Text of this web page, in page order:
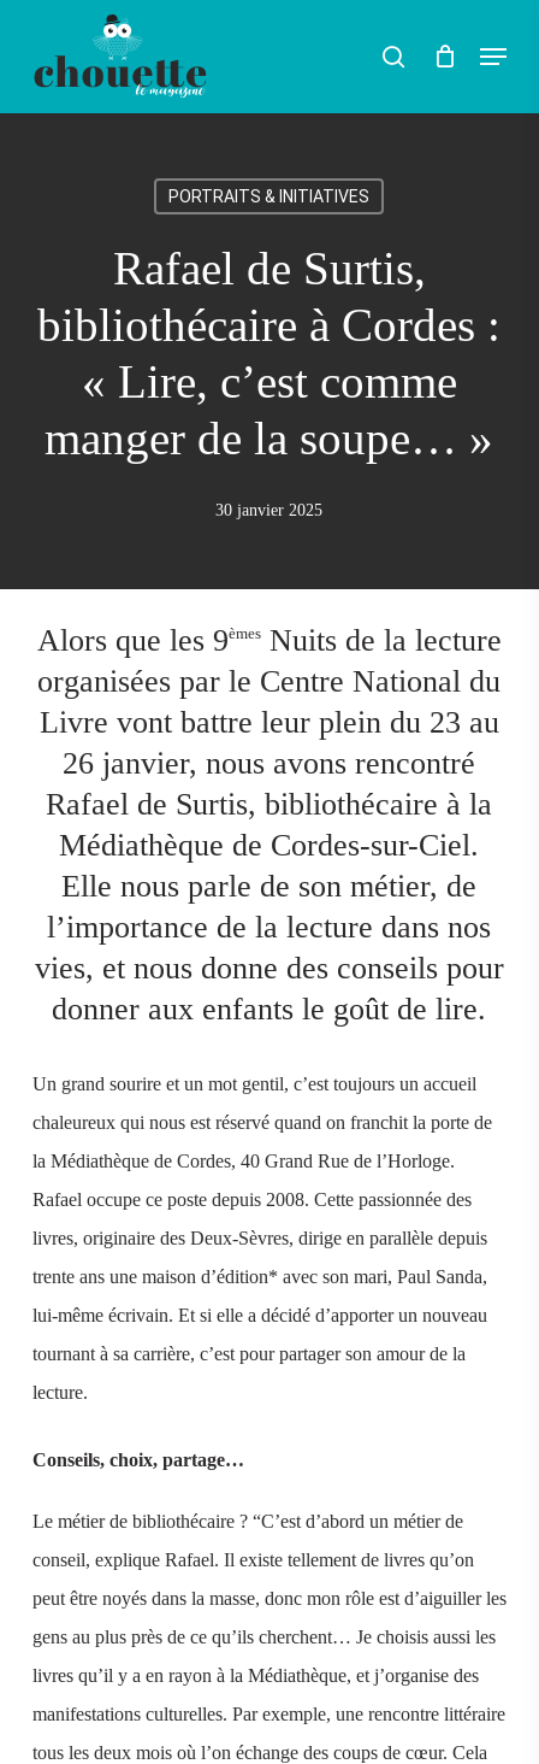
Rechercher
search Menu
PORTRAITS & INITIATIVES
Rafael de Surtis,
bibliothécaire à Cordes :
« Lire, c’est comme
manger de la soupe… »
30 janvier 2025
Alors que les 9èmesNuits de la lecture
organisées par le Centre National du
Livre vont battre leur plein du 23 au
26 janvier, nous avons rencontré
Rafael de Surtis, bibliothécaire à la
Médiathèque de Cordes-sur-Ciel.
Elle nous parle de son métier, de
l’importance de la lecture dans nos
vies, et nous donne des conseils pour
donner aux enfants le goût de lire.
Un grand sourire et un mot gentil, c’est toujours un accueil
chaleureux qui nous est réservé quand on franchit la porte de
la Médiathèque de Cordes, 40 Grand Rue de l’Horloge.
Rafael occupe ce poste depuis 2008. Cette passionnée des
livres, originaire des Deux-Sèvres, dirige en parallèle depuis
trente ans une maison d’édition* avec son mari, Paul Sanda,
lui-même écrivain. Et si elle a décidé d’apporter un nouveau
tournant à sa carrière, c’est pour partager son amour de la
lecture.
Conseils, choix, partage…
Le métier de bibliothécaire ? “C’est d’abord un métier de
conseil, explique Rafael. Il existe tellement de livres qu’on
peut être noyés dans la masse, donc mon rôle est d’aiguiller les
gens au plus près de ce qu’ils cherchent… Je choisis aussi les
livres qu’il y a en rayon à la Médiathèque, et j’organise des
manifestations culturelles. Par exemple, une rencontre littéraire
tous les deux mois où l’on échange des coups de cœur. Cela